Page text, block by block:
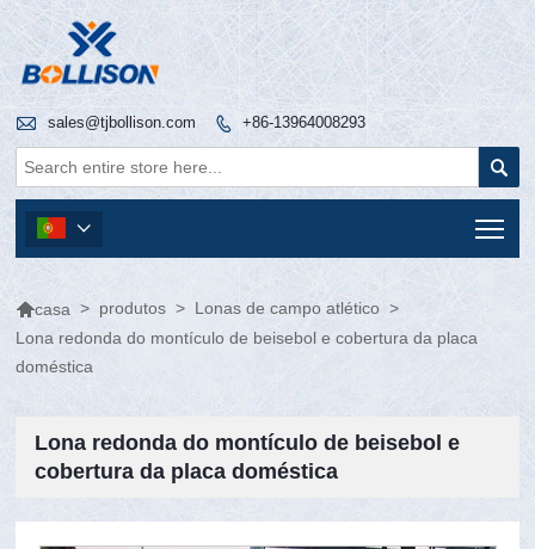
 sales@tjbollison.com  +86-13964008293


casa > produtos > Lonas de campo atlético >
Lona redonda do montículo de beisebol e cobertura da placa
doméstica
Lona redonda do montículo de beisebol e
cobertura da placa doméstica